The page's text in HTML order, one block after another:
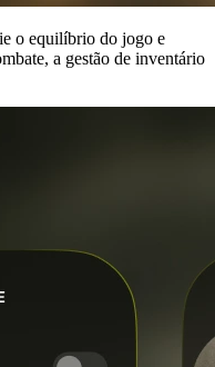
o equilíbrio do jogo e
a gestão de inventário